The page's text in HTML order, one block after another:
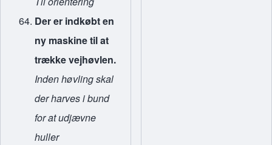
Der er indkøbt en
ny maskine til at
trække vejhøvlen.
Inden høvling skal
der harves i bund
for at udjævne
huller